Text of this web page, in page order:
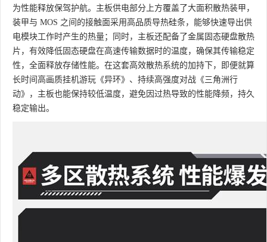
为性能释放保驾护航。主板供电部分上方覆盖了大面积散热装甲，
装甲与 MOS 之间的接触面采用高品质导热硅条，能够快速导出供
电模块工作时产生的热量；同时，主板还配备了金属固态硬盘散热
片，有效降低固态硬盘在高速传输数据时的温度，确保其传输稳定
性，全面释放存储性能。在这套高效散热系统的加持下，即便就算
长时间高画质挂机游玩《异环》、持续高强度对战《三角洲行
动》，主板也能保持较低温度，避免因过热导致的性能降频，持久
稳定输出。